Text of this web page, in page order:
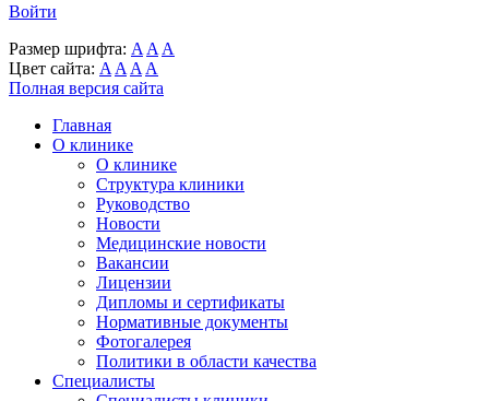
Войти
Размер шрифта: A A A
Цвет сайта: A A A A
Полная версия сайта
Главная
О клинике
О клинике
Структура клиники
Руководство
Новости
Медицинские новости
Вакансии
Лицензии
Дипломы и сертификаты
Нормативные документы
Фотогалерея
Политики в области качества
Специалисты